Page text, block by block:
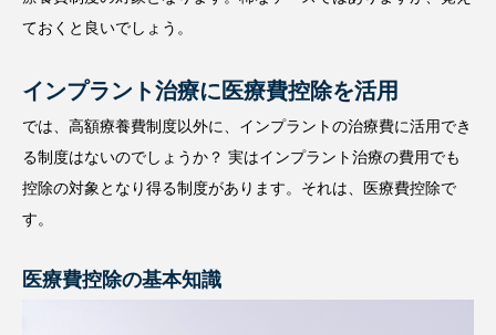
ておくと良いでしょう。
インプラント治療に医療費控除を活用
では、高額療養費制度以外に、インプラントの治療費に活用でき
る制度はないのでしょうか？ 実はインプラント治療の費用でも
控除の対象となり得る制度があります。それは、医療費控除で
す。
医療費控除の基本知識